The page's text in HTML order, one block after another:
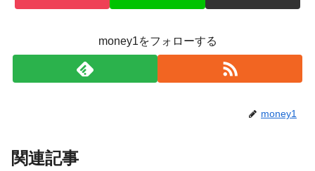
半分未満しか雇用を生まない
韓国「株式市場が賭博場のように変質した
のは政界の責任だ」
借入金が約8兆。信用格付け「ネガティブ」にダウン
money1をフォローする
money1
関連記事